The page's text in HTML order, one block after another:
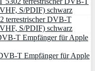
S/PDIF) schwarz
terrestrischer DVB-T
S/PDIF) schwarz
T Empfänger für Apple
T Empfänger für Apple